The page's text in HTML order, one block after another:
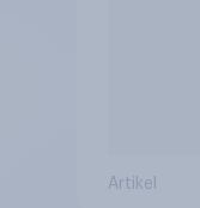
Artikel